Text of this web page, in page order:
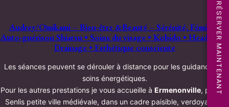
RÉSERVER MAINTENANT
Audrey/Ōmikami – Bien-être &Beauté – Sérénité, Féminin,
Auto-guérison Shiatsu • Soins du visage • Kobido • Head Spa •
Drainage • Esthétique consciente
Les séances peuvent se dérouler à distance pour les guidances et
soins énergétiques.
Pour les autres prestations je vous accueille à Ermenonville, proche
Senlis petite ville médiévale, dans un cadre paisible, verdoyant et